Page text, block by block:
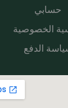
حسابي
الخصوصية
الدفع